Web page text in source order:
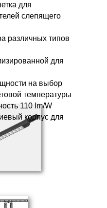
для
слепящего
различных типов
для
на выбор
температуры
110 lm/W
корпус для